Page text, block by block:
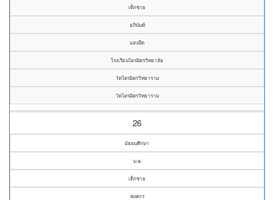
เด็กชาย
อภินันท์
แสงมืด
โรงเรียนไตรมิตรวิทยาลัย
วัดไตรมิตรวิทยาราม
วัดไตรมิตรวิทยาราม
26
มัธยมศึกษา
ม.๒
เด็กชาย
พงศกร